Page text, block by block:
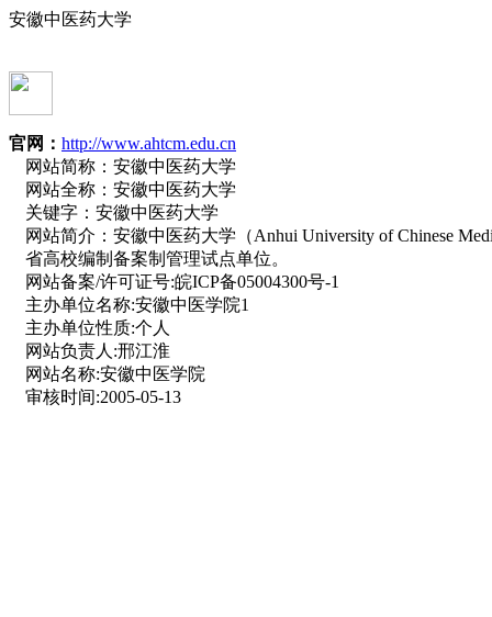
安徽中医药大学
官网： http://www.ahtcm.edu.cn
网站简称： 安徽中医药大学
网站全称： 安徽中医药大学
关键字： 安徽中医药大学
网站简介： 安徽中医药大学（Anhui University of Chinese
省高校编制备案制管理试点单位。
网站备案/许可证号:皖ICP备05004300号-1
主办单位名称:安徽中医学院1
主办单位性质:个人
网站负责人:邢江淮
网站名称:安徽中医学院
审核时间:2005-05-13